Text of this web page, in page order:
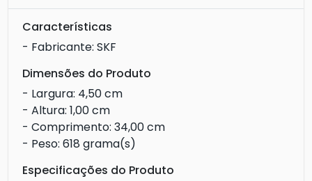
Características
- Fabricante: SKF
Dimensões do Produto
- Largura: 4,50 cm
- Altura: 1,00 cm
- Comprimento: 34,00 cm
- Peso: 618 grama(s)
Especificações do Produto